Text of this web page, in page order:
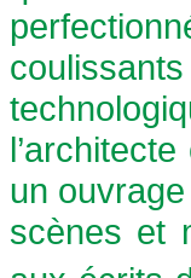
un
scènes et